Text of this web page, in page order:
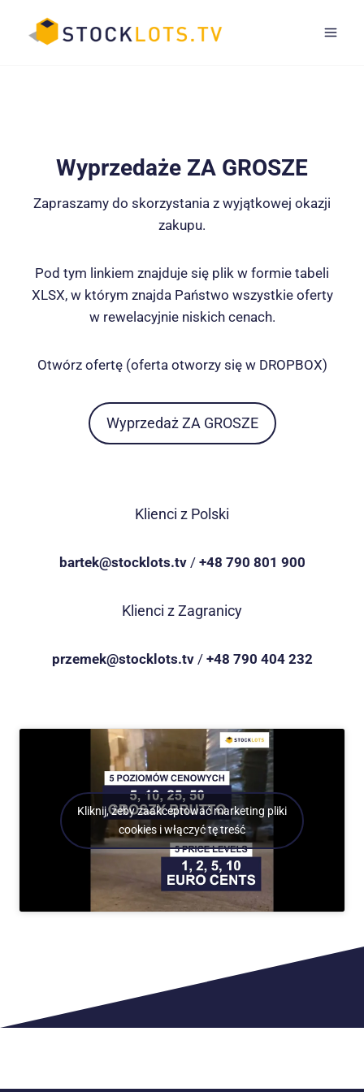
Wyprzedaże ZA GROSZE
Zapraszamy do skorzystania z wyjątkowej okazji
zakupu.
Pod tym linkiem znajduje się plik w formie tabeli
XLSX, w którym znajda Państwo wszystkie oferty
w rewelacyjnie niskich cenach.
Otwórz ofertę (oferta otworzy się w DROPBOX)
Wyprzedaż ZA GROSZE
Klienci z Polski
bartek@stocklots.tv/ +48 790 801 900
Klienci z Zagranicy
przemek@stocklots.tv/ +48 790 404 232
Kliknij, żeby zaakceptować marketing pliki
cookies i włączyć tę treść